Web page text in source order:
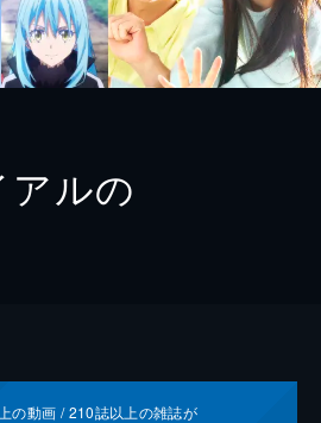
ルの
の動画 /210誌以上の雑誌が